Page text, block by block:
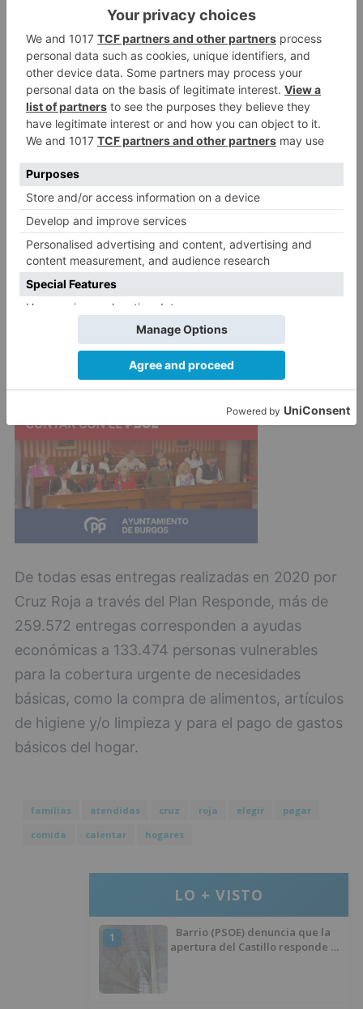
marzo, tras la declaración del Estado de Alarma.
El objetivo de este Plan, que ya ha permitido
atender a más de 3 millones de personas, es
precisamente ayudar a las personas más
vulnerables ante el duro impacto sanitario, social
y económico que está generando esta
A través del Plan Responde se han realizado en
2020 más de 1.941.706 ayudas en especie y
económicas a más de 931.855 personas
vulnerables para la cobertura urgente de
necesidades básicas de alimentación, higiene
y/o limpieza, entre otros.
De todas esas entregas realizadas en 2020 por
Cruz Roja a través del Plan Responde, más de
259.572 entregas corresponden a ayudas
económicas a 133.474 personas vulnerables
para la cobertura urgente de necesidades
básicas, como la compra de alimentos, artículos
de higiene y/o limpieza y para el pago de gastos
básicos del hogar.
familias atendidas cruz roja elegir
pagar
comida
calentar hogares
LO + VISTO
1
Barrio (PSOE) denuncia que la
apertura del Castillo responde a